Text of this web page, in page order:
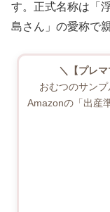
す。正式名称は「
島さん」の愛称で
＼【プレ
おむつのサン
Amazonの「出産